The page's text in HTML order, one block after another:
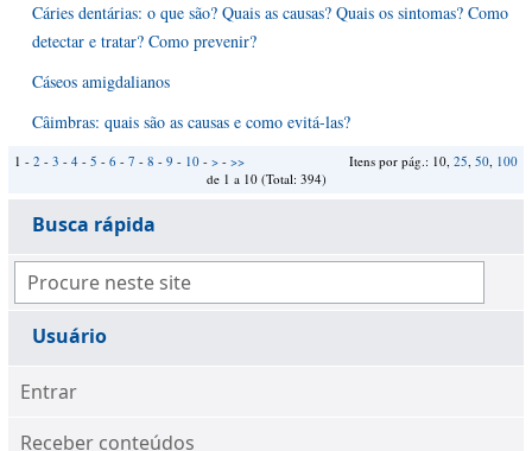
Cáries dentárias: o que são? Quais as causas? Quais os sintomas? Como
detectar e tratar? Como prevenir?
Cáseos amigdalianos
Câimbras: quais são as causas e como evitá-las?
Itens por pág.: 10, 25, 50, 100
1 - 2 - 3 - 4 - 5 - 6 - 7 - 8 - 9 - 10 - > - >>
de 1 a 10 (Total: 394)
Busca rápida
Usuário
Entrar
Receber conteúdos